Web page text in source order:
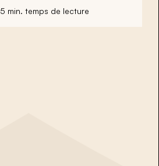
5 min. temps de lecture